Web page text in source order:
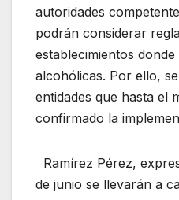
autoridades
podrán considerar
establecimientos
alcohólicas. Por ello,
entidades que hasta el
confirmado la
Ramírez Pérez,
de junio se llevarán a